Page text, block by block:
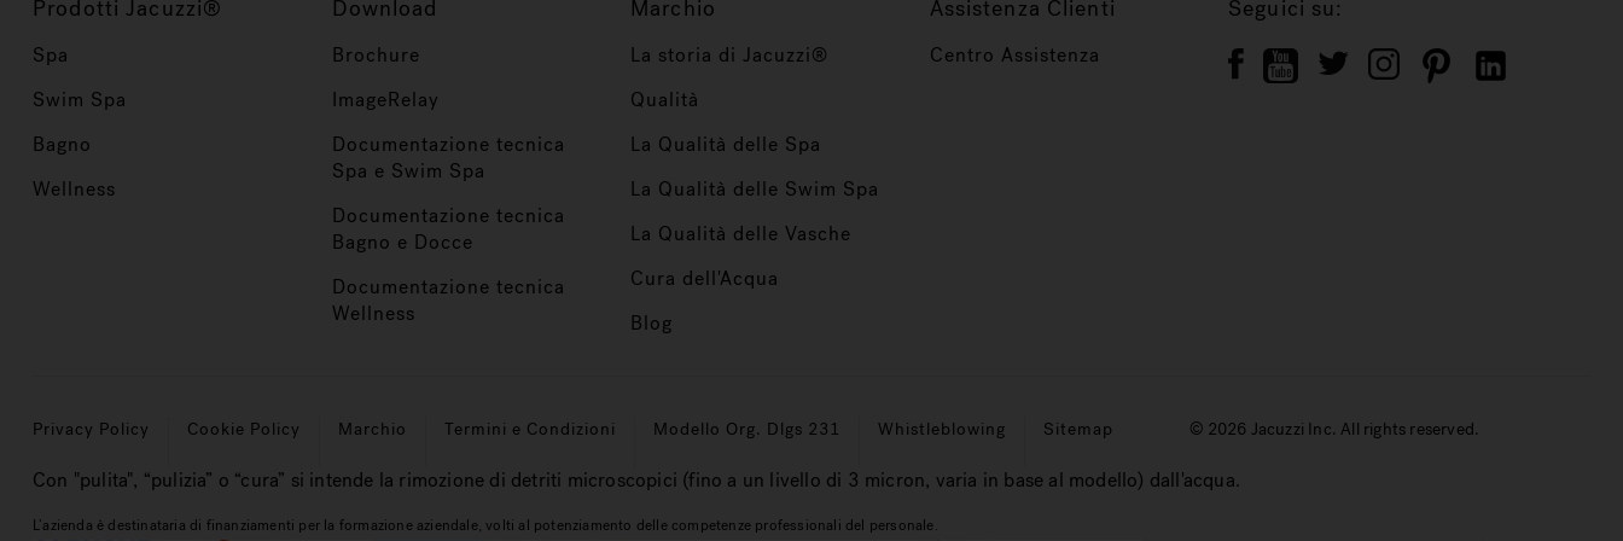
Prodotti Jacuzzi®
Spa
Swim Spa
Bagno
Wellness
Download
Brochure
ImageRelay
Documentazione tecnica
Spa e Swim Spa
Documentazione tecnica
Bagno e Docce
Documentazione tecnica
Wellness
Marchio
La storia di Jacuzzi®
Qualità
La Qualità delle Spa
La Qualità delle Swim Spa
La Qualità delle Vasche
Cura dell'Acqua
Blog
Assistenza Clienti
Centro Assistenza
Seguici su:
Privacy Policy Cookie Policy Marchio Termini e Condizioni Modello Org. Dlgs 231 Whistleblowing Sitemap © 2026 Jacuzzi Inc. All rights reserved.
Con "pulita", “pulizia” o “cura” si intende la rimozione di detriti microscopici (fino a un livello di 3 micron, varia in base al modello) dall'acqua.
L’azienda è destinataria di finanziamenti per la formazione aziendale, volti al potenziamento delle competenze professionali del personale.